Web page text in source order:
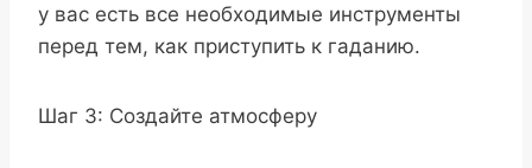
у вас есть все необходимые инструменты
перед тем, как приступить к гаданию.
Шаг 3: Создайте атмосферу